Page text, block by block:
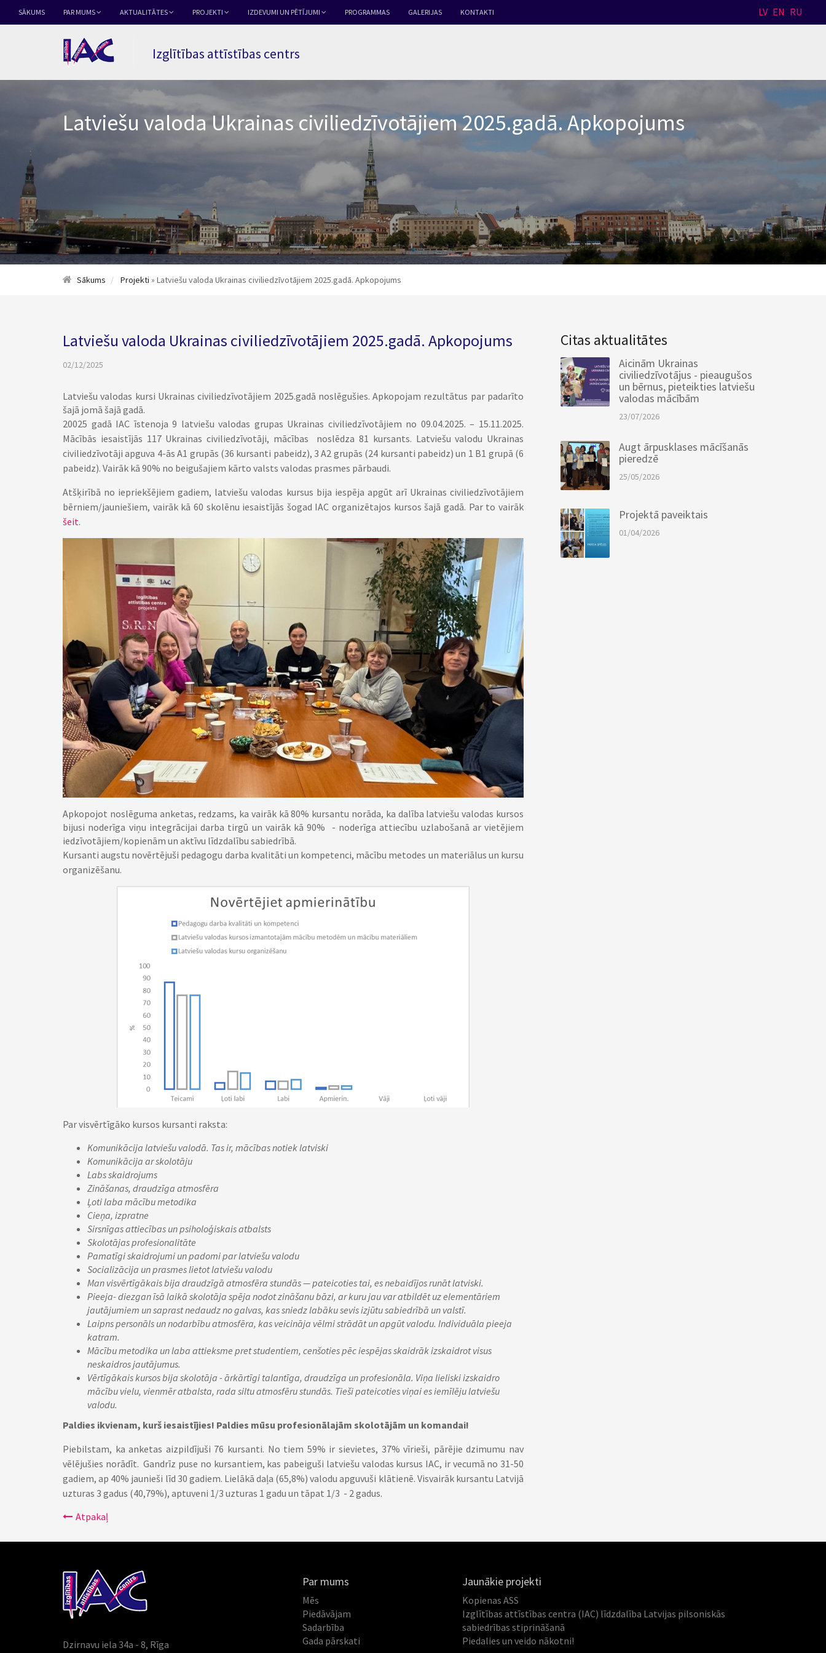
SĀKUMS PAR MUMS AKTUALITĀTES PROJEKTI IZDEVUMI UN PĒTĪJUMI PROGRAMMAS GALERIJAS KONTAKTI LV EN RU
Izglītības attīstības centrs
Latviešu valoda Ukrainas civiliedzīvotājiem 2025.gadā. Apkopojums
Sākums Projekti » Latviešu valoda Ukrainas civiliedzīvotājiem 2025.gadā. Apkopojums
Latviešu valoda Ukrainas civiliedzīvotājiem 2025.gadā. Apkopojums
02/12/2025
Latviešu valodas kursi Ukrainas civiliedzīvotājiem 2025.gadā noslēgušies. Apkopojam rezultātus par padarīto
šajā jomā šajā gadā.
20025 gadā IAC īstenoja 9 latviešu valodas grupas Ukrainas civiliedzīvotājiem no 09.04.2025. – 15.11.2025.
Mācībās iesaistījās 117 Ukrainas civiliedzīvotāji, mācības noslēdza 81 kursants. Latviešu valodu Ukrainas
civiliedzīvotāji apguva 4-ās A1 grupās (36 kursanti pabeidz), 3 A2 grupās (24 kursanti pabeidz) un 1 B1 grupā (6
pabeidz). Vairāk kā 90% no beigušajiem kārto valsts valodas prasmes pārbaudi.
Atšķirībā no iepriekšējiem gadiem, latviešu valodas kursus bija iespēja apgūt arī Ukrainas civiliedzīvotājiem
bērniem/jauniešiem, vairāk kā 60 skolēnu iesaistījās šogad IAC organizētajos kursos šajā gadā. Par to vairāk
šeit.
Apkopojot noslēguma anketas, redzams, ka vairāk kā 80% kursantu norāda, ka dalība latviešu valodas kursos
bijusi noderīga viņu integrācijai darba tirgū un vairāk kā 90% - noderīga attiecību uzlabošanā ar vietējiem
iedzīvotājiem/kopienām un aktīvu līdzdalību sabiedrībā.
Kursanti augstu novērtējuši pedagogu darba kvalitāti un kompetenci, mācību metodes un materiālus un kursu
organizēšanu.
Par visvērtīgāko kursos kursanti raksta:
Komunikācija latviešu valodā. Tas ir, mācības notiek latviski
Komunikācija ar skolotāju
Labs skaidrojums
Zināšanas, draudzīga atmosfēra
Ļoti laba mācību metodika
Cieņa, izpratne
Sirsnīgas attiecības un psiholoģiskais atbalsts
Skolotājas profesionalitāte
Pamatīgi skaidrojumi un padomi par latviešu valodu
Socializācija un prasmes lietot latviešu valodu
Man visvērtīgākais bija draudzīgā atmosfēra stundās — pateicoties tai, es nebaidījos runāt latviski.
Pieeja- diezgan īsā laikā skolotāja spēja nodot zināšanu bāzi, ar kuru jau var atbildēt uz elementāriem
jautājumiem un saprast nedaudz no galvas, kas sniedz labāku sevis izjūtu sabiedrībā un valstī.
Laipns personāls un nodarbību atmosfēra, kas veicināja vēlmi strādāt un apgūt valodu. Individuāla pieeja
katram.
Mācību metodika un laba attieksme pret studentiem, cenšoties pēc iespējas skaidrāk izskaidrot visus
neskaidros jautājumus.
Vērtīgākais kursos bija skolotāja - ārkārtīgi talantīga, draudzīga un profesionāla. Viņa lieliski izskaidro
mācību vielu, vienmēr atbalsta, rada siltu atmosfēru stundās. Tieši pateicoties viņai es iemīlēju latviešu
valodu.
Paldies ikvienam, kurš iesaistījies! Paldies mūsu profesionālajām skolotājām un komandai!
Piebilstam, ka anketas aizpildījuši 76 kursanti. No tiem 59% ir sievietes, 37% vīrieši, pārējie dzimumu nav
vēlējušies norādīt. Gandrīz puse no kursantiem, kas pabeiguši latviešu valodas kursus IAC, ir vecumā no 31-50
gadiem, ap 40% jaunieši līd 30 gadiem. Lielākā daļa (65,8%) valodu apguvuši klātienē. Visvairāk kursantu Latvijā
uzturas 3 gadus (40,79%), aptuveni 1/3 uzturas 1 gadu un tāpat 1/3 - 2 gadus.
Atpakaļ
Citas aktualitātes
Aicinām Ukrainas
civiliedzīvotājus - pieaugušos
un bērnus, pieteikties latviešu
valodas mācībām
23/07/2026
Augt ārpusklases mācīšanās
pieredzē
25/05/2026
Projektā paveiktais
01/04/2026
Dzirnavu iela 34a - 8, Rīga
Par mums
Mēs
Piedāvājam
Sadarbība
Gada pārskati
Jaunākie projekti
Kopienas ASS
Izglītības attīstības centra (IAC) līdzdalība Latvijas pilsoniskās
sabiedrības stiprināšanā
Piedalies un veido nākotni!